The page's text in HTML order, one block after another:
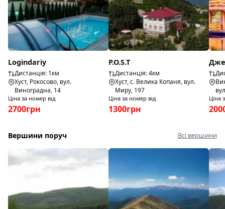
Logindariy
Дистанція: 1км
Хуст, Рокосово, вул.
Виноградна, 14
Ціна за номер від
2700грн
P.O.S.T
Дистанція: 4км
Хуст, с. Велика Копаня, вул.
Миру, 197
Ціна за номер від
1300грн
Ціна
Вершини поруч Всі вершини